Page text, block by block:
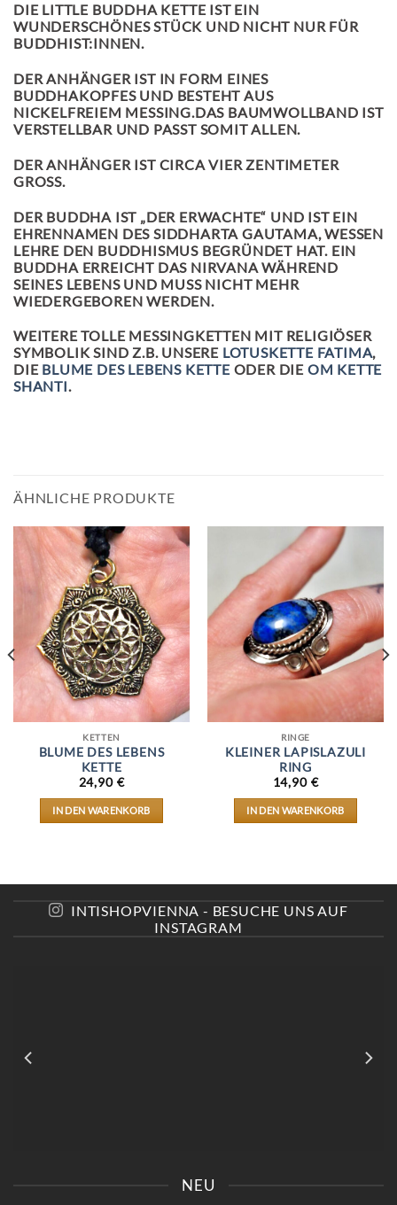
DIE LITTLE BUDDHA KETTE IST EIN
WUNDERSCHÖNES STÜCK UND NICHT NUR FÜR
BUDDHIST:INNEN.
DER ANHÄNGER IST IN FORM EINES
BUDDHAKOPFES UND BESTEHT AUS
NICKELFREIEM MESSING.DAS BAUMWOLLBAND IST
VERSTELLBAR UND PASST SOMIT ALLEN.
DER ANHÄNGER IST CIRCA VIER ZENTIMETER
GROSS.
DER BUDDHA IST „DER ERWACHTE“ UND IST EIN
EHRENNAMEN DES SIDDHARTA GAUTAMA, WESSEN
LEHRE DEN BUDDHISMUS BEGRÜNDET HAT. EIN
BUDDHA ERREICHT DAS NIRVANA WÄHREND
SEINES LEBENS UND MUSS NICHT MEHR
WIEDERGEBOREN WERDEN.
WEITERE TOLLE MESSINGKETTEN MIT RELIGIÖSER
SYMBOLIK SIND Z.B. UNSERE LOTUSKETTE FATIMA,
DIE BLUME DES LEBENS KETTE ODER DIE OM KETTE
SHANTI.
ÄHNLICHE PRODUKTE
KETTEN
BLUME DES LEBENS
KETTE
24,90 €
IN DEN WARENKORB
RINGE
KLEINER LAPISLAZULI
RING
14,90 €
IN DEN WARENKORB
INTISHOPVIENNA - BESUCHE UNS AUF
INSTAGRAM
NEU